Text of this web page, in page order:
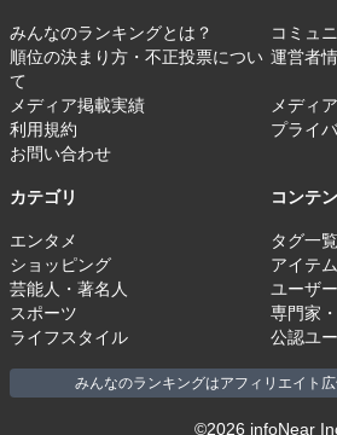
みんなのランキングとは？
コミュ
順位の決まり方・不正投票につい
て
運営者
メディア掲載実績
メディ
利用規約
プライ
お問い合わせ
カテゴリ
エンタメ
ショッピング
芸能人・著名人
スポーツ
ライフスタイル
コンテ
タグ一覧
アイテ
ユーザ
専門家
公認ユ
みんなのランキングはアフィリエイト
©2026 infoNear